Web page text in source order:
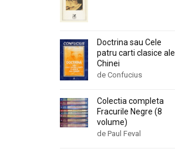
Doctrina sau Cele
patru carti clasice ale
Chinei
de Confucius
Colectia completa
Fracurile Negre (8
volume)
de Paul Feval